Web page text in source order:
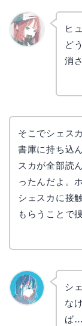
ヒ
ど
消
そこでシェス
書庫に持ち込
スカが全部読
ったんだよ。
シェスカに接
もらうことで
シ
な
ば